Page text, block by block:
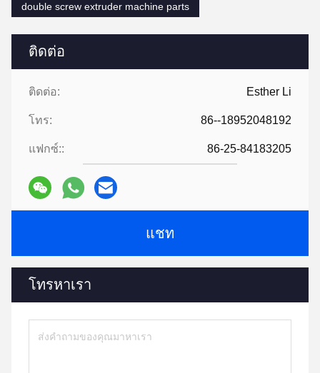
ติดต่อ
ติดต่อ: Esther Li
โทร: 86--18952048192
แฟกซ์:: 86-25-84183205
แชท
โทรหาเรา
double screw extruder machine parts